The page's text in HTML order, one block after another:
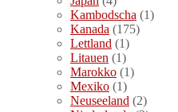
Kambodscha (1)
Kanada (175)
Lettland (1)
Litauen (1)
Marokko (1)
Mexiko (1)
Neuseeland (2)